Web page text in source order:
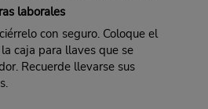
laborales
con seguro. Coloque el
caja para llaves que se
Recuerde llevarse sus